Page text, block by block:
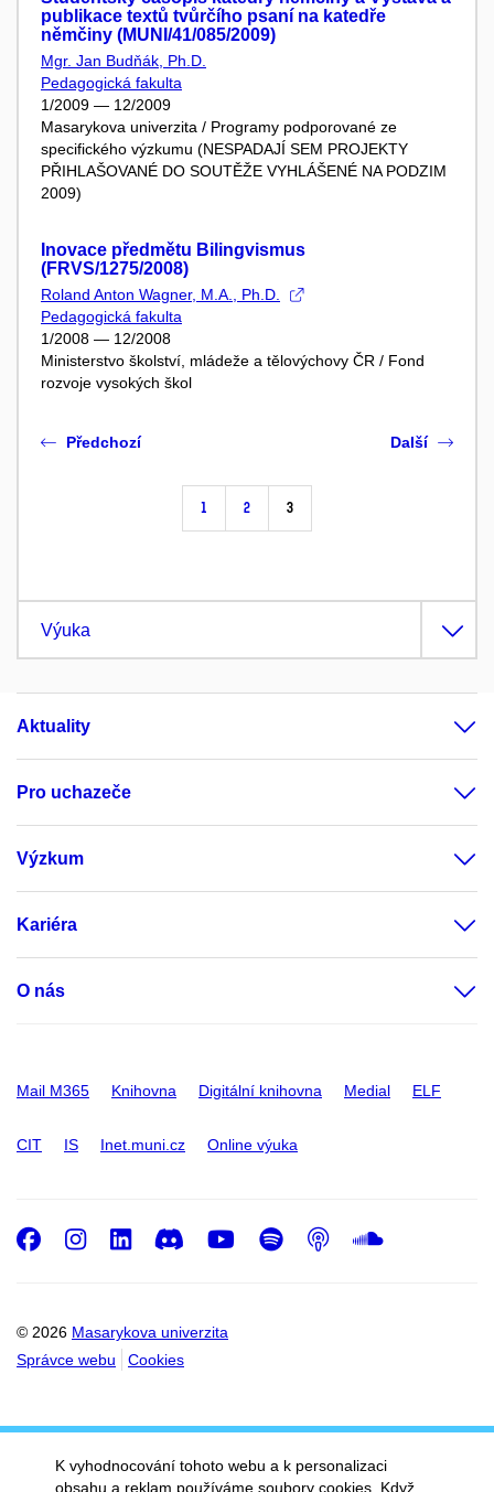
publikace textů tvůrčího psaní na katedře
němčiny (MUNI/41/085/2009)
Mgr. Jan Budňák, Ph.D.
Pedagogická fakulta
1/2009 — 12/2009
Masarykova univerzita / Programy podporované ze
specifického výzkumu (NESPADAJÍ SEM PROJEKTY
PŘIHLAŠOVANÉ DO SOUTĚŽE VYHLÁŠENÉ NA PODZIM
2009)
Inovace předmětu Bilingvismus
(FRVS/1275/2008)
Roland Anton Wagner, M.A., Ph.D.
Pedagogická fakulta
1/2008 — 12/2008
Ministerstvo školství, mládeže a tělovýchovy ČR / Fond
rozvoje vysokých škol
Předchozí
1 2 3
Další
Výuka
Aktuality
Pro uchazeče
Výzkum
Kariéra
O nás
Mail M365 Knihovna Digitální knihovna Medial ELF
CIT IS Inet.muni.cz Online výuka
© 2026 Masarykova univerzita
Správce webu
Cookies
Facebook
Instagram
LinkedIn
DiscordYoutube
Spotify
Podcast
K vyhodnocování tohoto webu a k personalizaci
obsahu a reklam používáme soubory cookies. Když